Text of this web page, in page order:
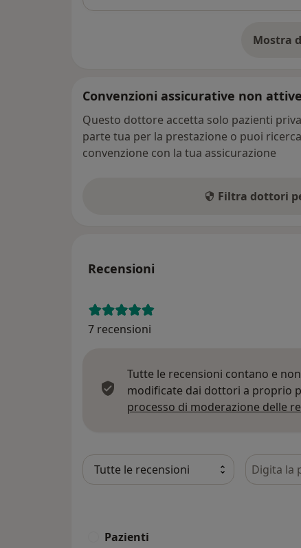
Mostra
Convenzioni assicurative non attive
Questo dottore accetta solo pazienti
parte tua per la prestazione o puoi
convenzione con la tua assicurazione
Filtra dottori
Recensioni
7 recensioni
Tutte le recensioni contano e
modificate dai dottori a proprio
processo di moderazione delle
Cerca
Pazienti